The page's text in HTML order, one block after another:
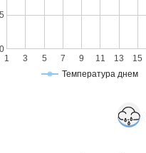
Температура днем
1 3 5 7 9 11 13 15